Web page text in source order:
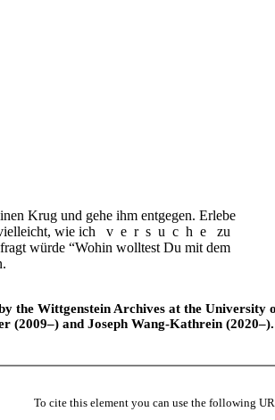
Krug und gehe ihm entgegen. Erlebe
wie ich versuche
zu
würde “Wohin wolltest Du mit dem
the Wittgenstein Archives at the
(2009–) and Joseph Wang-Kathrein
To cite this element you can use the following